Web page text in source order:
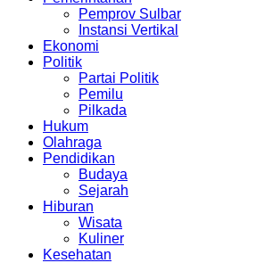
Pemprov Sulbar
Instansi Vertikal
Ekonomi
Politik
Partai Politik
Pemilu
Pilkada
Hukum
Olahraga
Pendidikan
Budaya
Sejarah
Hiburan
Wisata
Kuliner
Kesehatan